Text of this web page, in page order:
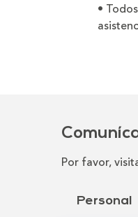
•
Por favor,
Personal